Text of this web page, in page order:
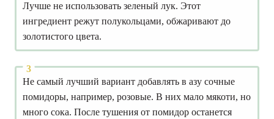
Лучше не использовать зеленый лук. Этот
ингредиент режут полукольцами, обжаривают до
золотистого цвета.
Не самый лучший вариант добавлять в азу сочные
помидоры, например, розовые. В них мало мякоти, но
много сока. После тушения от помидор останется